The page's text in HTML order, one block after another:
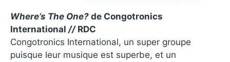
Where’s The One? de Congotronics
International //RDC
Congotronics International, un super groupe
puisque leur musique est superbe, et un